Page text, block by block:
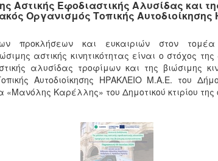
Αστικής Εφοδιαστικής Αλυσίδας και
Οργανισμός Τοπικής
προκλήσεων και ευκαιριών στον
αστικής κινητικότητας είναι ο στόχος
αλυσίδας τροφίμων και της βιώσιμης
Αυτοδιοίκησης ΗΡΑΚΛΕΙΟ Μ.Α.Ε. του
«Μανόλης Καρέλλης» του Δημοτικού κτιρίου